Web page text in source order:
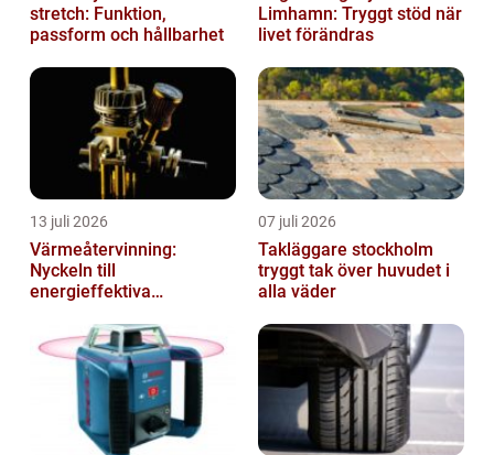
stretch: Funktion,
passform och hållbarhet
Limhamn: Tryggt stöd när
livet förändras
13 juli 2026
Värmeåtervinning:
Nyckeln till
energieffektiva
07 juli 2026
Takläggare stockholm
tryggt tak över huvudet i
alla väder